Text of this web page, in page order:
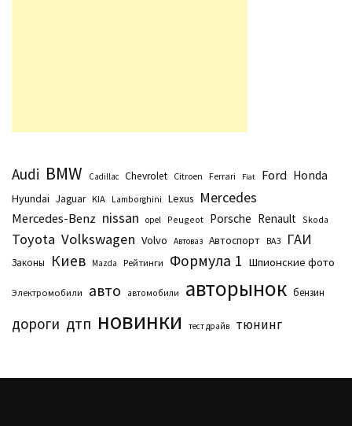
Audi BMW Cadillac Chevrolet Citroen Ferrari Fiat Ford Honda
Hyundai Jaguar KIA Lamborghini Lexus Mercedes
Mercedes-Benz nissan opel Peugeot Porsche Renault Skoda
Toyota Volkswagen Volvo Автоваз Автоспорт ВАЗ ГАИ
Законы Киев Маzda Рейтинги Формула 1 Шпионские фото
Электромобили авто автомобили авторынок бензин
дороги дтп новинки тест драйв тюнинг